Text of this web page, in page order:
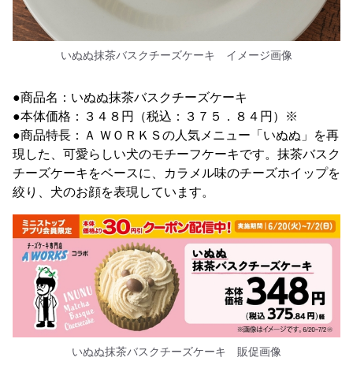
いぬぬ抹茶バスクチーズケーキ イメージ画像
●商品名：いぬぬ抹茶バスクチーズケーキ
●本体価格：３４８円（税込：３７５．８４円）※
●商品特長：Ａ ＷＯＲＫＳの人気メニュー「いぬぬ」を再
現した、可愛らしい犬のモチーフケーキです。抹茶バスク
チーズケーキをベースに、カラメル味のチーズホイップを
絞り、犬のお顔を表現しています。
いぬぬ抹茶バスクチーズケーキ 販促画像